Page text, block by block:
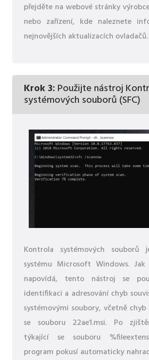
přejděte na webové stránky
nebo zařízení, kde naleznete
nejnovějších aktualizacích ovladačů.
Krok 3: Použijte nástroj
systémových souborů (SFC)
Kontrola systémových souborů
systému Microsoft Windows.
napovídá, tento nástroj se
identifikaci a adresování chyb
systémovými soubory, včetně
se souboru 22ae1.msi. Po
týkající se souboru
program pokusí automaticky